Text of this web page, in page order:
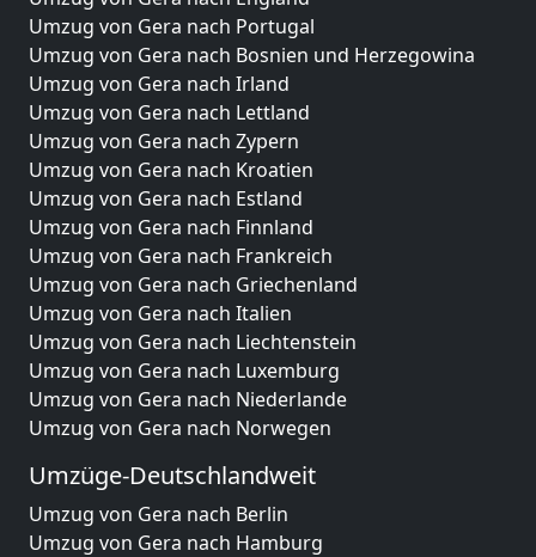
Umzug von Gera nach Portugal
Umzug von Gera nach Bosnien und Herzegowina
Umzug von Gera nach Irland
Umzug von Gera nach Lettland
Umzug von Gera nach Zypern
Umzug von Gera nach Kroatien
Umzug von Gera nach Estland
Umzug von Gera nach Finnland
Umzug von Gera nach Frankreich
Umzug von Gera nach Griechenland
Umzug von Gera nach Italien
Umzug von Gera nach Liechtenstein
Umzug von Gera nach Luxemburg
Umzug von Gera nach Niederlande
Umzug von Gera nach Norwegen
Umzüge-Deutschlandweit
Umzug von Gera nach Berlin
Umzug von Gera nach Hamburg